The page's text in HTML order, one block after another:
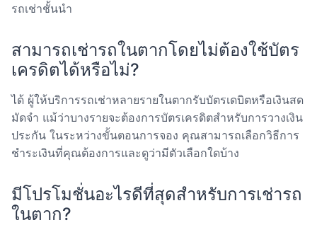
รถเช่าชั้นนำ
สามารถเช่ารถในตากโดยไม่ต้องใช้บัตร
เครดิตได้หรือไม่?
ได้ ผู้ให้บริการรถเช่าหลายรายในตากรับบัตรเดบิตหรือเงินสด
มัดจำ แม้ว่าบางรายจะต้องการบัตรเครดิตสำหรับการวางเงิน
ประกัน ในระหว่างขั้นตอนการจอง คุณสามารถเลือกวิธีการ
ชำระเงินที่คุณต้องการและดูว่ามีตัวเลือกใดบ้าง
มีโปรโมชั่นอะไรดีที่สุดสำหรับการเช่ารถ
ในตาก?